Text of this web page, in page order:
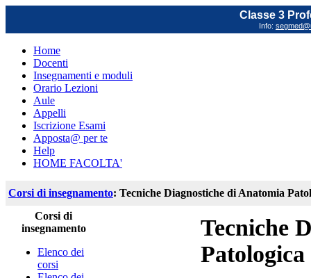
Classe 3
Info:
Home
Docenti
Insegnamenti e moduli
Orario Lezioni
Aule
Appelli
Iscrizione Esami
Apposta@ per te
Help
HOME FACOLTA'
Corsi di insegnamento: Tecniche Diagnostiche di Anatomia
Corsi di
insegnamento
Elenco dei
corsi
Tecniche
Patologica